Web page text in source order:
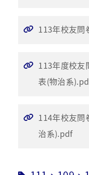
113年校友問
113年度校友
表(物治系
114年校友問
治系).pdf